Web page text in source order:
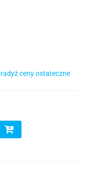
ceny ostateczne